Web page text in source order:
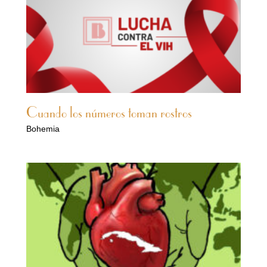
Cuando los números toman rostros
Bohemia